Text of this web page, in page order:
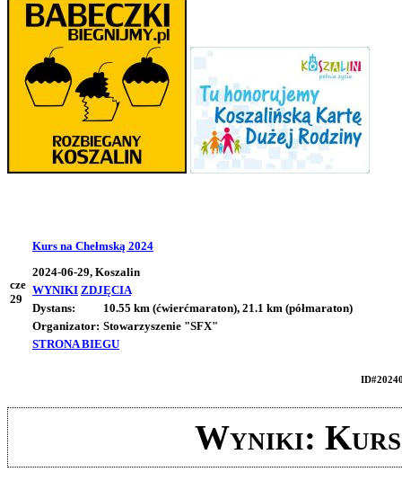
cze
29
Kurs na Chełmską 2024
2024-06-29, Koszalin
WYNIKI ZDJĘCIA
Dystans:
10.55 km (ćwierćmaraton), 21.1 km (półmaraton)
Organizator: Stowarzyszenie "SFX"
STRONA BIEGU
Wyniki: Kurs